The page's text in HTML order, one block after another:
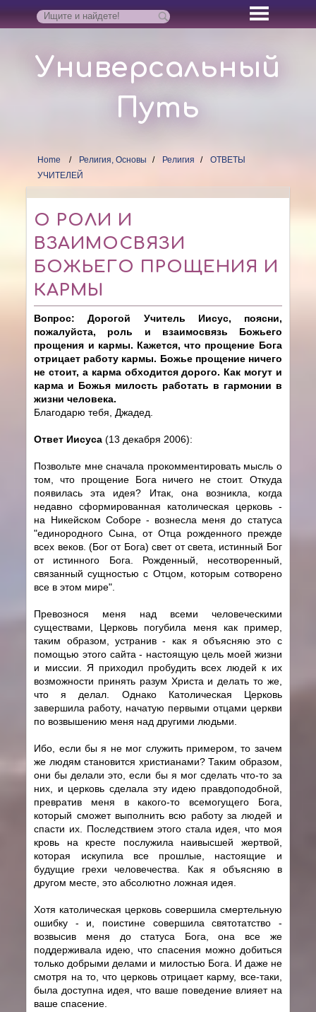
Универсальный
Путь
Home Религия, Основы Религия
ОТВЕТЫ
УЧИТЕЛЕЙ
О РОЛИ И
ВЗАИМОСВЯЗИ
БОЖЬЕГО ПРОЩЕНИЯ И
КАРМЫ
Вопрос: Дорогой Учитель Иисус, поясни,
пожалуйста, роль и взаимосвязь Божьего
прощения и кармы. Кажется, что прощение Бога
отрицает работу кармы. Божье прощение ничего
не стоит, а карма обходится дорого. Как могут и
карма и Божья милость работать в гармонии в
жизни человека.
Благодарю тебя, Джадед.
Ответ Иисуса(13 декабря 2006):
Позвольте мне сначала прокомментировать мысль о
том, что прощение Бога ничего не стоит. Откуда
появилась эта идея? Итак, она возникла, когда
недавно сформированная католическая церковь -
на Никейском Соборе - вознесла меня до статуса
"единородного Сына, от Отца рожденного прежде
всех веков. (Бог от Бога) свет от света, истинный Бог
от истинного Бога. Рожденный, несотворенный,
связанный сущностью с Отцом, которым сотворено
все в этом мире".
Превознося меня над всеми человеческими
существами, Церковь погубила меня как пример,
таким образом, устранив - как я объясняю это с
помощью этого сайта - настоящую цель моей жизни
и миссии. Я приходил пробудить всех людей к их
возможности принять разум Христа и делать то же,
что я делал. Однако Католическая Церковь
завершила работу, начатую первыми отцами церкви
по возвышению меня над другими людьми.
Ибо, если бы я не мог служить примером, то зачем
же людям становится христианами? Таким образом,
они бы делали это, если бы я мог сделать что-то за
них, и церковь сделала эту идею правдоподобной,
превратив меня в какого-то всемогущего Бога,
который сможет выполнить всю работу за людей и
спасти их. Последствием этого стала идея, что моя
кровь на кресте послужила наивысшей жертвой,
которая искупила все прошлые, настоящие и
будущие грехи человечества. Как я объясняю в
другом месте, это абсолютно ложная идея.
Хотя католическая церковь совершила смертельную
ошибку - и, поистине совершила святотатство -
возвысив меня до статуса Бога, она все же
поддерживала идею, что спасения можно добиться
только добрыми делами и милостью Бога. И даже не
смотря на то, что церковь отрицает карму, все-таки,
была доступна идея, что ваше поведение влияет на
ваше спасение.